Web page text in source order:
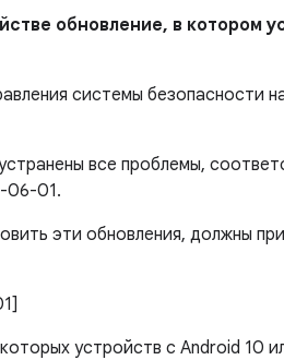
обновление, в котором
системы безопасности
все проблемы,
06-01.
эти обновления, должны
устройств с Android 10